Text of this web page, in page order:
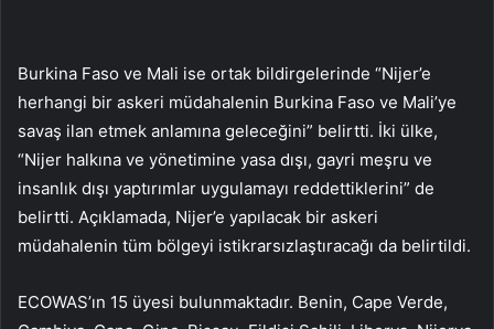
Burkina Faso ve Mali ise ortak bildirgelerinde “Nijer’e
herhangi bir askeri müdahalenin Burkina Faso ve Mali’ye
savaş ilan etmek anlamına geleceğini” belirtti. İki ülke,
“Nijer halkına ve yönetimine yasa dışı, gayri meşru ve
insanlık dışı yaptırımlar uygulamayı reddettiklerini” de
belirtti. Açıklamada, Nijer’e yapılacak bir askeri
müdahalenin tüm bölgeyi istikrarsızlaştıracağı da belirtildi.
ECOWAS’ın 15 üyesi bulunmaktadır. Benin, Cape Verde,